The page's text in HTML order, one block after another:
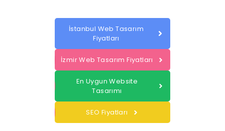
İstanbul Web Tasarım
Fiyatları
İzmir Web Tasarım Fiyatları
En Uygun Website
Tasarımı
SEO Fiyatları